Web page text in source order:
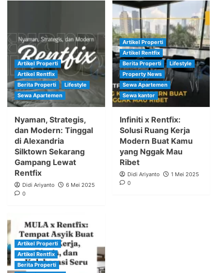
Artikel Properti
Artikel Rentfix
Berita Properti
Lifestyle
Sewa Apartemen
Nyaman, Strategis,
dan Modern: Tinggal
di Alexandria
Silktown Sekarang
Gampang Lewat
Rentfix
Didi Ariyanto
6 Mei 2025
0
Artikel Properti
Artikel Rentfix
Berita Properti
Lifestyle
Property News
Sewa Apartemen
Sewa kantor
Infiniti x Rentfix:
Solusi Ruang Kerja
Modern Buat Kamu
yang Nggak Mau
Ribet
Didi Ariyanto
1 Mei 2025
0
Artikel Properti
Artikel Rentfix
Berita Properti